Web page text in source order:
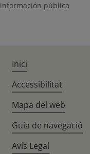
información pública
Inici
Accessibilitat
Mapa del web
Guia de navegació
Avís Legal